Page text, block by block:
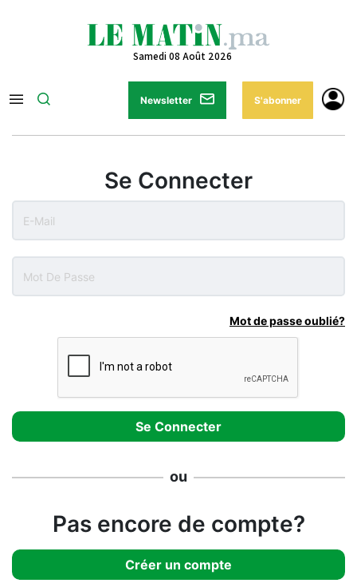
Samedi 08 Août 2026
Newsletter S'abonner
Se Connecter
Mot de passe oublié?
ou
Pas encore de compte?
Créer un compte